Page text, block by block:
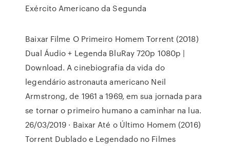
Exército Americano da Segunda
Baixar Filme O Primeiro Homem Torrent (2018)
Dual Áudio + Legenda BluRay 720p 1080p |
Download. A cinebiografia da vida do
legendário astronauta americano Neil
Armstrong, de 1961 a 1969, em sua jornada para
se tornar o primeiro humano a caminhar na lua.
26/03/2019 · Baixar Até o Último Homem (2016)
Torrent Dublado e Legendado no Filmes